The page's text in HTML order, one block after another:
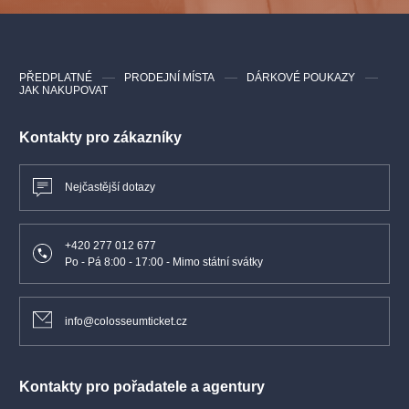
Režie:Jiří Heřman
Scéna: Tomáš Rusín
Kostýmy:Zuzana Štefunková Rusínová
Sbor: Janáčkova opera NdB
Obsazení
Šárka
(soprán) – Eliška Gattringerová
Kontakty pro zákazníky
Nejčastější dotazy
+420 277 012 677
Po - Pá 8:00 - 17:00 - Mimo státní svátky
info@colosseumticket.cz
Kontakty pro pořadatele a agentury
PŘEDPLATNÉ PRODEJNÍ MÍSTA
DÁRKOVÉ POUKAZY
JAK NAKUPOVAT